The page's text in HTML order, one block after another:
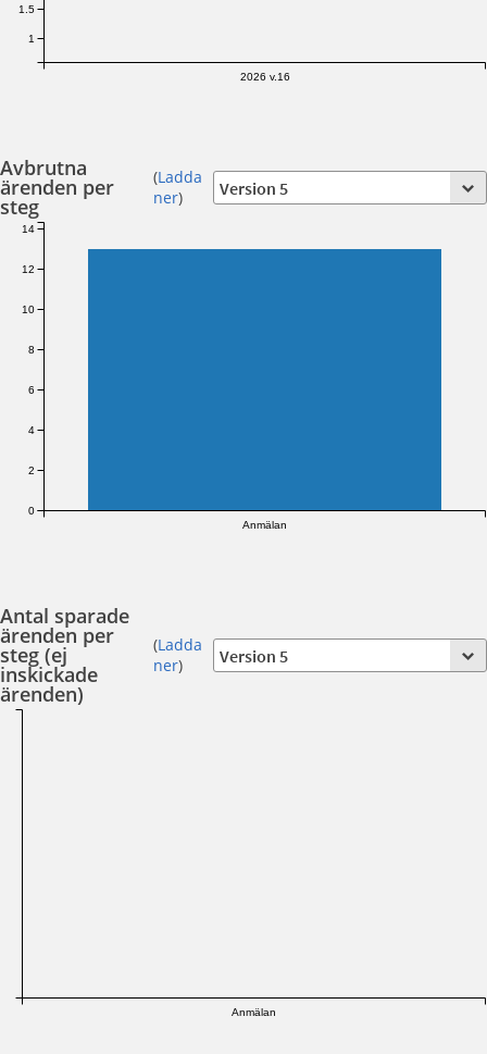
2026 v.16
1
1.5
Avbrutna
ärenden per
steg
(Ladda
ner)
Anmälan
0
2
4
6
8
10
12
14
Antal sparade
ärenden per
steg (ej
inskickade
ärenden)
(Ladda
ner)
Anmälan